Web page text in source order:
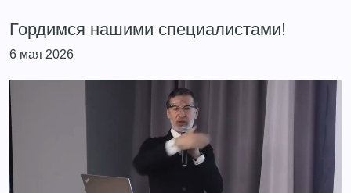
Гордимся нашими специалистами!
6 мая 2026